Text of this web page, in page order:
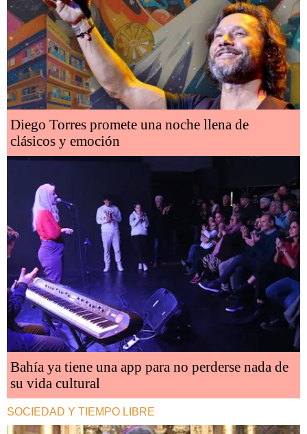
Diego Torres promete una noche llena de
clásicos y emoción
Bahía ya tiene una app para no perderse nada de
su vida cultural
SOCIEDAD Y TIEMPO LIBRE